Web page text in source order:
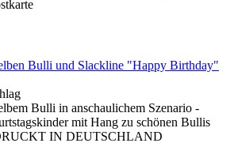
Bulli und Slackline "Happy Birthday"
Bulli in anschaulichem Szenario -
mit Hang zu schönen Bullis
IN DEUTSCHLAND